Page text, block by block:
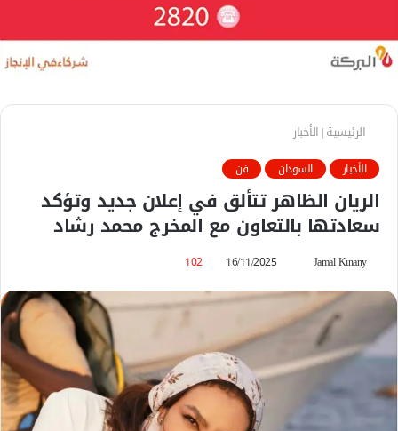
الرئيسية| الأخبار
الأخبار السودان فن
الريان الظاهر تتألق في إعلان جديد وتؤكد
سعادتها بالتعاون مع المخرج محمد رشاد
Jamal Kinany
ل
ر
16/11/2025
102